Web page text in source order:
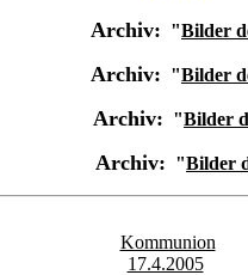
Archiv: "Bilder
Archiv: "Bilder
Archiv: "Bilder
Archiv: "Bilder
Kommunion
17.4.2005